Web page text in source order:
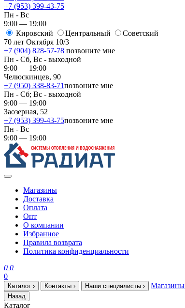
+7 (953) 399-43-75
Пн - Вс
9:00 — 19:00
Кировский
​Центральный
​Советский
70 лет Октября 10/3
+7 (904) 828-57-78 позвоните мне
Пн - Сб, Вс - выходной
9:00 — 19:00
Челюскинцев, 90
+7 (950) 338-83-71позвоните мне
Пн - Сб; Вс - выходной
9:00 — 19:00
Заозерная, 52
+7 (953) 399-43-75позвоните мне
Пн - Вс
9:00 — 19:00
Магазины
Доставка
Оплата
Опт
О компании
Избранное
Правила возврата
Политика конфиденциальности
0 0
0
Каталог › Контакты › Наши специалисты › Магазины
Назад
Каталог